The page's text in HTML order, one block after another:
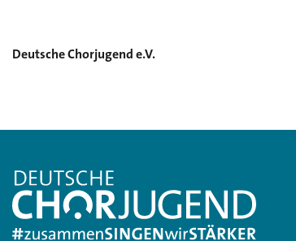
Deutsche Chorjugend e.V.